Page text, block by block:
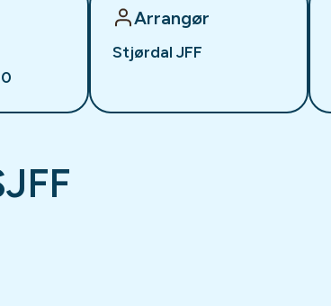
Arrangør
Stjørdal JFF